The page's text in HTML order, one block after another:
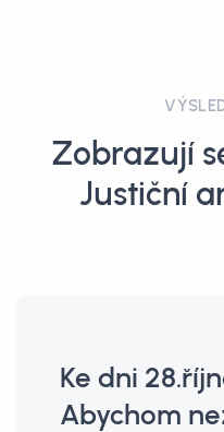
Zobrazují
Justiční
Ke dni
Abychom